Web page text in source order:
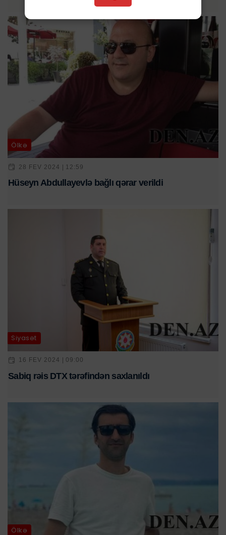
Ölkə
28 FEV 2024 | 12:59
Hüseyn Abdullayevlə bağlı qərar verildi
Siyasət
16 FEV 2024 | 09:00
Sabiq rəis DTX tərəfindən saxlanıldı
Ölkə